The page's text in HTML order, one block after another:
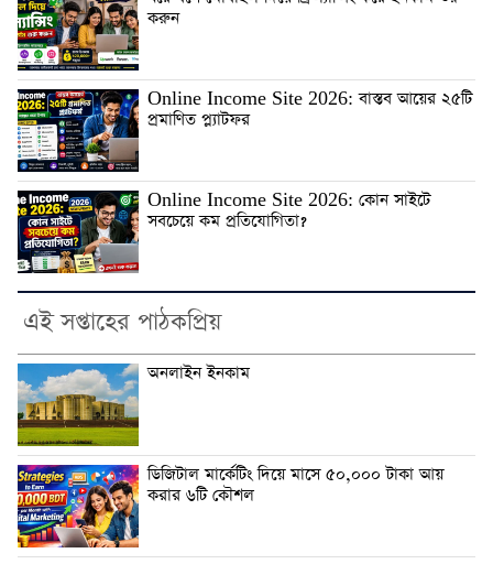
করুন
Online Income Site 2026: বাস্তব আয়ের ২৫টি
প্রমাণিত প্ল্যাটফর
Online Income Site 2026: কোন সাইটে
সবচেয়ে কম প্রতিযোগিতা?
এই সপ্তাহের পাঠকপ্রিয়
অনলাইন ইনকাম
ডিজিটাল মার্কেটিং দিয়ে মাসে ৫০,০০০ টাকা আয়
করার ৬টি কৌশল